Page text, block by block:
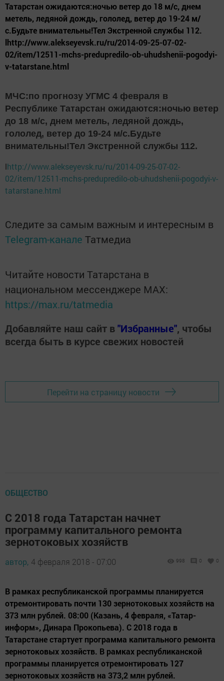
Татарстан ожидаются:ночью ветер до 18 м/с, днем
метель, ледяной дождь, гололед, ветер до 19-24 м/
с.Будьте внимательны!Тел Экстренной службы 112.
lhttp://www.alekseyevsk.ru/ru/2014-09-25-07-02-
02/item/12511-mchs-predupredilo-ob-uhudshenii-pogodyi-
v-tatarstane.html
МЧС:по прогнозу УГМС 4 февраля в
Республике Татарстан ожидаются:ночью ветер
до 18 м/с, днем метель, ледяной дождь,
гололед, ветер до 19-24 м/с.Будьте
внимательны!Тел Экстренной службы 112.
lhttp://www.alekseyevsk.ru/ru/2014-09-25-07-02-
02/item/12511-mchs-predupredilo-ob-uhudshenii-pogodyi-v-
tatarstane.html
Следите за самым важным и интересным в
Telegram-канале Татмедиа
Читайте новости Татарстана в
национальном мессенджере MАХ:
https://max.ru/tatmedia
Добавляйте наш сайт в"Избранные", чтобы
всегда быть в курсе свежих новостей
Перейти на страницу новости
ОБЩЕСТВО
С 2018 года Татарстан начнет
программу капитального ремонта
зернотоковых хозяйств
автор, 4 февраля 2018 - 07:00 998 0 0
В рамках республиканской программы планируется
отремонтировать почти 130 зернотоковых хозяйств на
373 млн рублей. 08:00 (Казань, 4 февраля, «Татар-
информ», Динара Прокопьева). С 2018 года в
Татарстане стартует программа капитального ремонта
зернотоковых хозяйств. В рамках республиканской
программы планируется отремонтировать 127
зернотоковых хозяйств на 373,2 млн рублей.